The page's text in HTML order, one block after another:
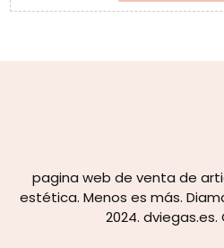
pagina web de venta de
estética. Menos es más.
2024.